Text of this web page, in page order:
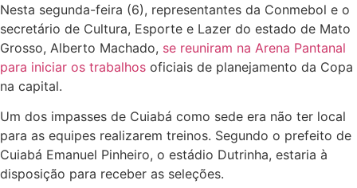
Nesta segunda-feira (6), representantes da Conmebol e o
secretário de Cultura, Esporte e Lazer do estado de Mato
Grosso, Alberto Machado, se reuniram na Arena Pantanal
para iniciar os trabalhos oficiais de planejamento da Copa
na capital.
Um dos impasses de Cuiabá como sede era não ter local
para as equipes realizarem treinos. Segundo o prefeito de
Cuiabá Emanuel Pinheiro, o estádio Dutrinha, estaria à
disposição para receber as seleções.